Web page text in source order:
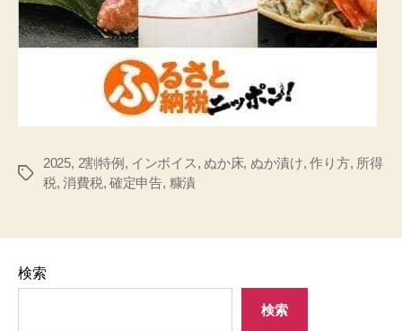
タ
2025, 2割特例, インボイス, ぬか床, ぬか漬け,作り方, 所得
税,消費税, 確定申告, 糠漬
検索
検索